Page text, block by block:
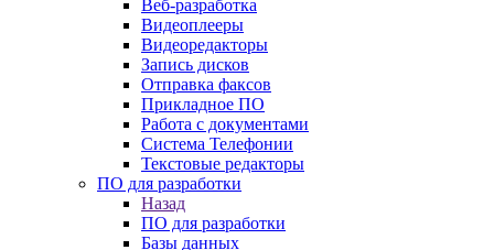
Веб-разработка
Видеоплееры
Видеоредакторы
Запись дисков
Отправка факсов
Прикладное ПО
Работа с документами
Система Телефонии
Текстовые редакторы
ПО для разработки
Назад
ПО для разработки
Базы данных